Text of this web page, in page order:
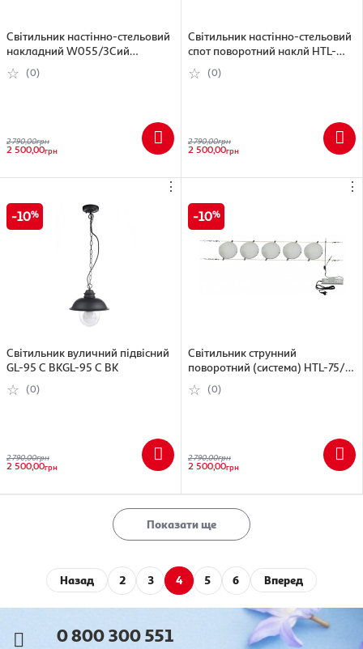
Світильник настінно-стельовий
накладний W055/3Cий
W055/3C
(0)
2 790,00грн
2 500,00грн
Світильник настінно-стельовий
спот поворотний наклй HTL-
99/3
(0)
2 790,00грн
2 500,00грн
⋮
10
Світильник вуличний підвісний
GL-95 C BKGL-95 C BK
(0)
2 790,00грн
2 500,00грн
⋮
10
Світильник струнний
поворотний (система) HTL-75/5)
HTL-75/5
(0)
2 790,00грн
2 500,00грн
Показати ще
Назад 2 3 4 5 6 Вперед
0 800 300 551